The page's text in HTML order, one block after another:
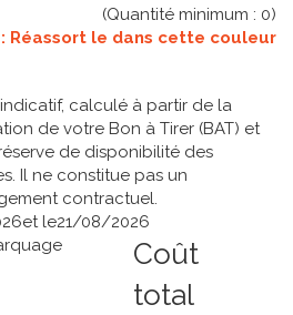
(Quantité minimum : 0)
Réassort le dans cette couleur
calculé à partir de la
de votre Bon à Tirer (BAT) et
de disponibilité des
Il ne constitue pas un
contractuel.
et le21/08/2026
Coût
total